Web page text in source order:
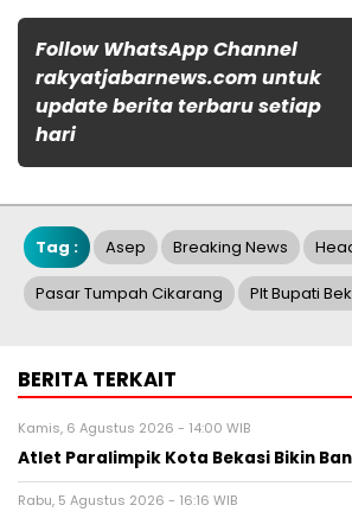
Follow WhatsApp Channel
rakyatjabarnews.com untuk
update berita terbaru setiap
hari
Tag : Asep Breaking News
Pasar Tumpah Cikarang Plt Bupati
BERITA TERKAIT
Kamis, 6 Agustus 2026 - 14:00 WIB
Atlet Paralimpik Kota Bekasi Bikin
Rabu, 5 Agustus 2026 - 16:16 WIB